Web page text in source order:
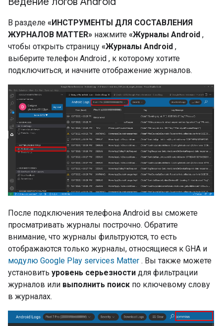
В разделе «ИНСТРУМЕНТЫ ДЛЯ СОСТАВЛЕНИЯ
ЖУРНАЛОВ MATTER» нажмите «Журналы Android ,
чтобы открыть страницу «Журналы Android ,
выберите телефон Android , к которому хотите
подключиться, и начните отображение журналов.
После подключения телефона Android вы сможете
просматривать журналы построчно. Обратите
внимание, что журналы фильтруются, то есть
отображаются только журналы, относящиеся к GHA и
модулю Google Play services Matter . Вы также можете
установить уровень серьезности для фильтрации
журналов или выполнить поиск по ключевому слову
в журналах.